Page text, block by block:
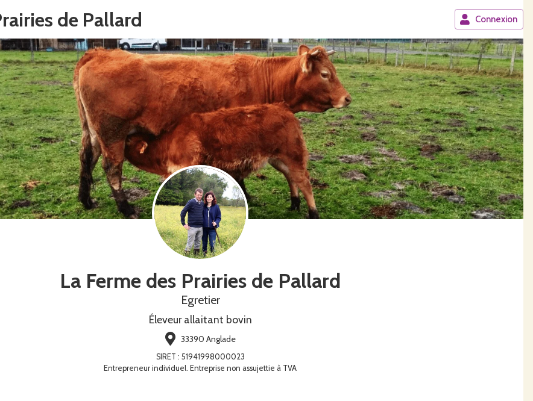
de Pallard Connexion
La Ferme des Prairies de Pallard
Egretier
Éleveur allaitant bovin
33390 Anglade
SIRET : 51941998000023
Entrepreneur individuel. Entreprise non assujettie à TVA